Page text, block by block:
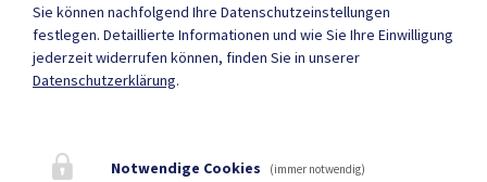
Quicklinks
App
Sie können nachfolgend Ihre Datenschutzeinstellungen
festlegen. Detaillierte Informationen und wie Sie Ihre Einwilligung
jederzeit widerrufen können, finden Sie in unserer
Datenschutzerklärung.
Notwendige Cookies (immer notwendig)